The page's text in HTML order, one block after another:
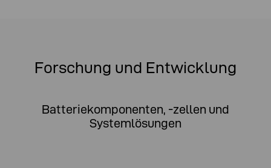
Forschung und Entwicklung
Batteriekomponenten, -zellen und
Systemlösungen